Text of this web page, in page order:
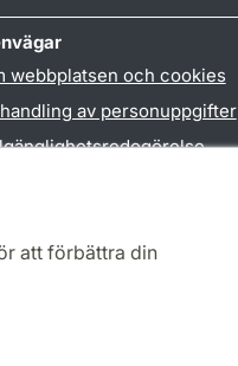
att förbättra din
webbplatsen och cookies
av personuppgifter